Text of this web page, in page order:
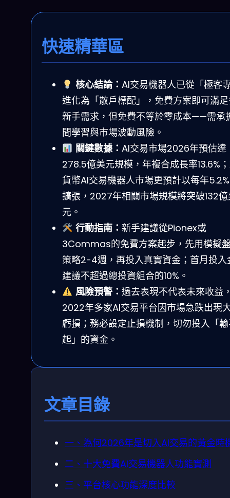
快速精華區
核心結論： AI交易機器人已從「極客
進化為「散戶標配」，免費方案即可滿
新手需求，但免費不等於零成本——需承
間學習與市場波動風險。
關鍵數據： AI交易市場2026年預估達
278.5億美元規模，年複合成長率13.6%
貨幣AI交易機器人市場更預計以每年
擴張，2027年相關市場規模將突破132
元。
行動指南： 新手建議從Pionex或
3Commas的免費方案起步，先用模擬
策略2-4週，再投入真實資金；首月投入
建議不超過總投資組合的10%。
風險預警： 過去表現不代表未來收益
2022年多家AI交易平台因市場急跌出現
虧損；務必設定止損機制，切勿投入「
起」的資金。
文章目錄
一、為何2026年是切入AI交易的黃金時
二、十大免費AI交易機器人功能實測
三、平台核心功能深度比較